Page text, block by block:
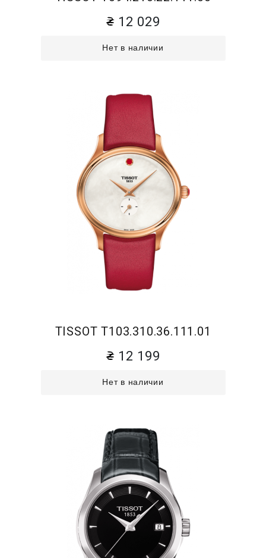
12 029
Нет в наличии
TISSOT T103.310.36.111.01
12 199
Нет в наличии